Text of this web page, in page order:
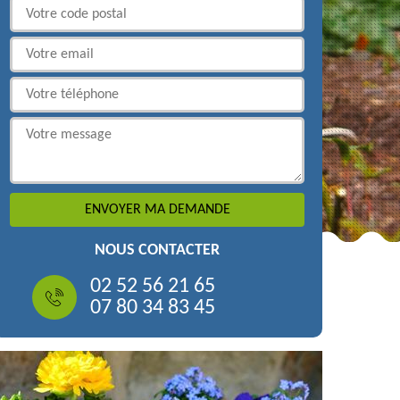
NOUS CONTACTER
02 52 56 21 65
07 80 34 83 45